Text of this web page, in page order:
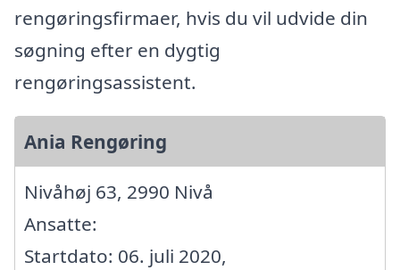
rengøringsfirmaer, hvis du vil udvide din
søgning efter en dygtig
rengøringsassistent.
Ania Rengøring
Nivåhøj 63, 2990 Nivå
Ansatte:
Startdato: 06. juli 2020,